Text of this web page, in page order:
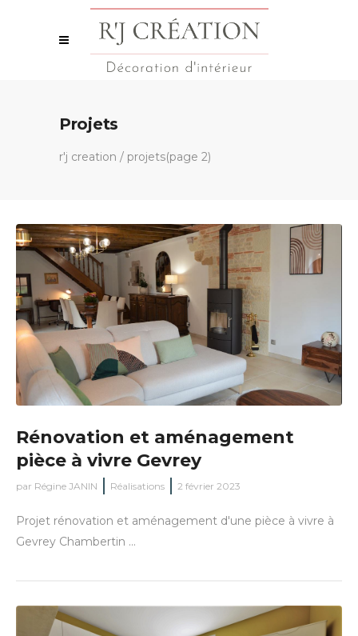
Projets
r'j creation / projets(page 2)
Rénovation et aménagement
pièce à vivre Gevrey
par Régine JANIN Réalisations 2 février 2023
Projet rénovation et aménagement d'une pièce à vivre à
Gevrey Chambertin ...